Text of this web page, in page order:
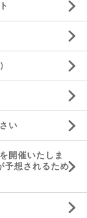
い
開催いたしま
予想されるため